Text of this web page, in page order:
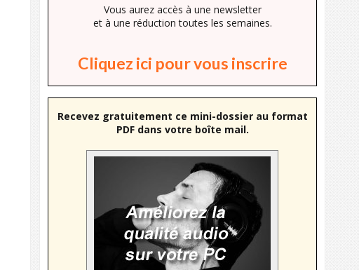
Vous aurez accès à une newsletter
et à une réduction toutes les semaines.
Cliquez ici pour vous inscrire
Recevez gratuitement ce mini-dossier au format
PDF dans votre boîte mail.